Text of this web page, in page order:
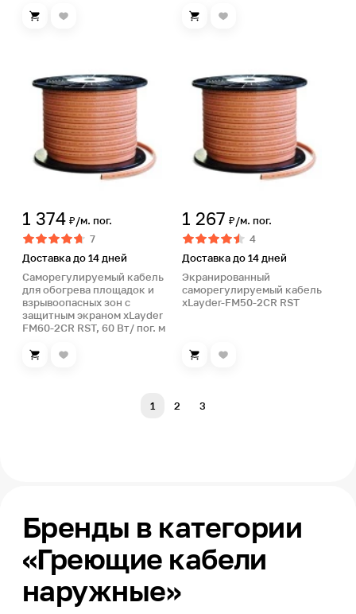
1 374 ₽/м. пог.
7
Доставка до 14 дней
Саморегулируемый кабель
для обогрева площадок и
взрывоопасных зон с
защитным экраном xLayder
FM60-2CR RST, 60 Вт/ пог. м
1 267 ₽/м. пог.
4
Доставка до 14 дней
Экранированный
саморегулируемый кабель
xLayder-FM50-2CR RST
1 2 3
Бренды в категории
«Греющие кабели
наружные»